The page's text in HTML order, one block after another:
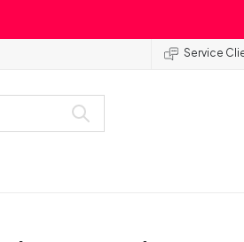
Service